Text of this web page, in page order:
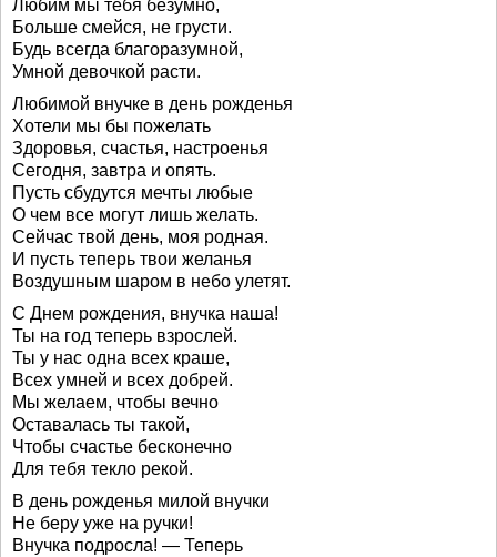
Любим мы тебя безумно,
Больше смейся, не грусти.
Будь всегда благоразумной,
Умной девочкой расти.
Любимой внучке в день рожденья
Хотели мы бы пожелать
Здоровья, счастья, настроенья
Сегодня, завтра и опять.
Пусть сбудутся мечты любые
О чем все могут лишь желать.
Сейчас твой день, моя родная.
И пусть теперь твои желанья
Воздушным шаром в небо улетят.
С Днем рождения, внучка наша!
Ты на год теперь взрослей.
Ты у нас одна всех краше,
Всех умней и всех добрей.
Мы желаем, чтобы вечно
Оставалась ты такой,
Чтобы счастье бесконечно
Для тебя текло рекой.
В день рожденья милой внучки
Не беру уже на ручки!
Внучка подросла! — Теперь